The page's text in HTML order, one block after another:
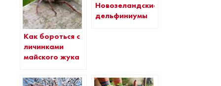
Как бороться с
личинками
майского жука
Новозеландские
дельфиниумы